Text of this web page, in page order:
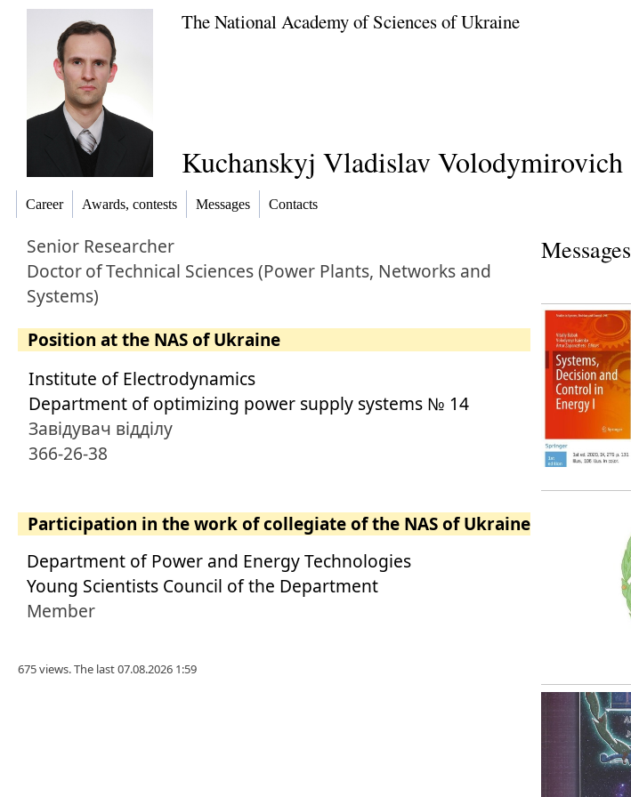
The National Academy of Sciences of Ukraine
Kuchanskyj Vladislav Volodymirovich
Career Awards, contests Messages Contacts
Senior Researcher
DoctorofTechnical Sciences (Power Plants, Networks and
Systems)
Position at the NAS of Ukraine
Institute of Electrodynamics
Department of optimizing power supply systems № 14
Завідувач відділу
366-26-38
Participation in the work of collegiate of the NAS of Ukraine
Department of Power and Energy Technologies
Young Scientists Council of the Department
Member
675 views. The last 07.08.2026 1:59
Messages